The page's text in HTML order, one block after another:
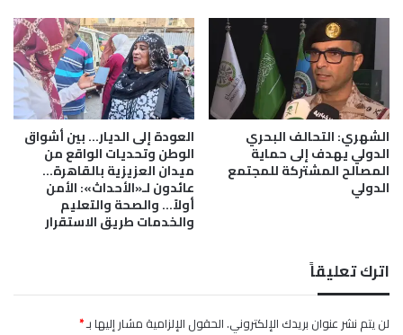
ل
و
د
ة
ت
ا
ن
الشهري: التحالف البحري
الدولي يهدف إلى حماية
المصالح المشتركة للمجتمع
الدولي
العودة إلى الديار… بين أشواق
الوطن وتحديات الواقع من
ميدان العزيزية بالقاهرة…
عائدون لـ«الأحداث»: الأمن
أولاً… والصحة والتعليم
والخدمات طريق الاستقرار
اترك تعليقاً
لن يتم نشر عنوان بريدك الإلكتروني.الحقول الإلزامية مشار إليها بـ*